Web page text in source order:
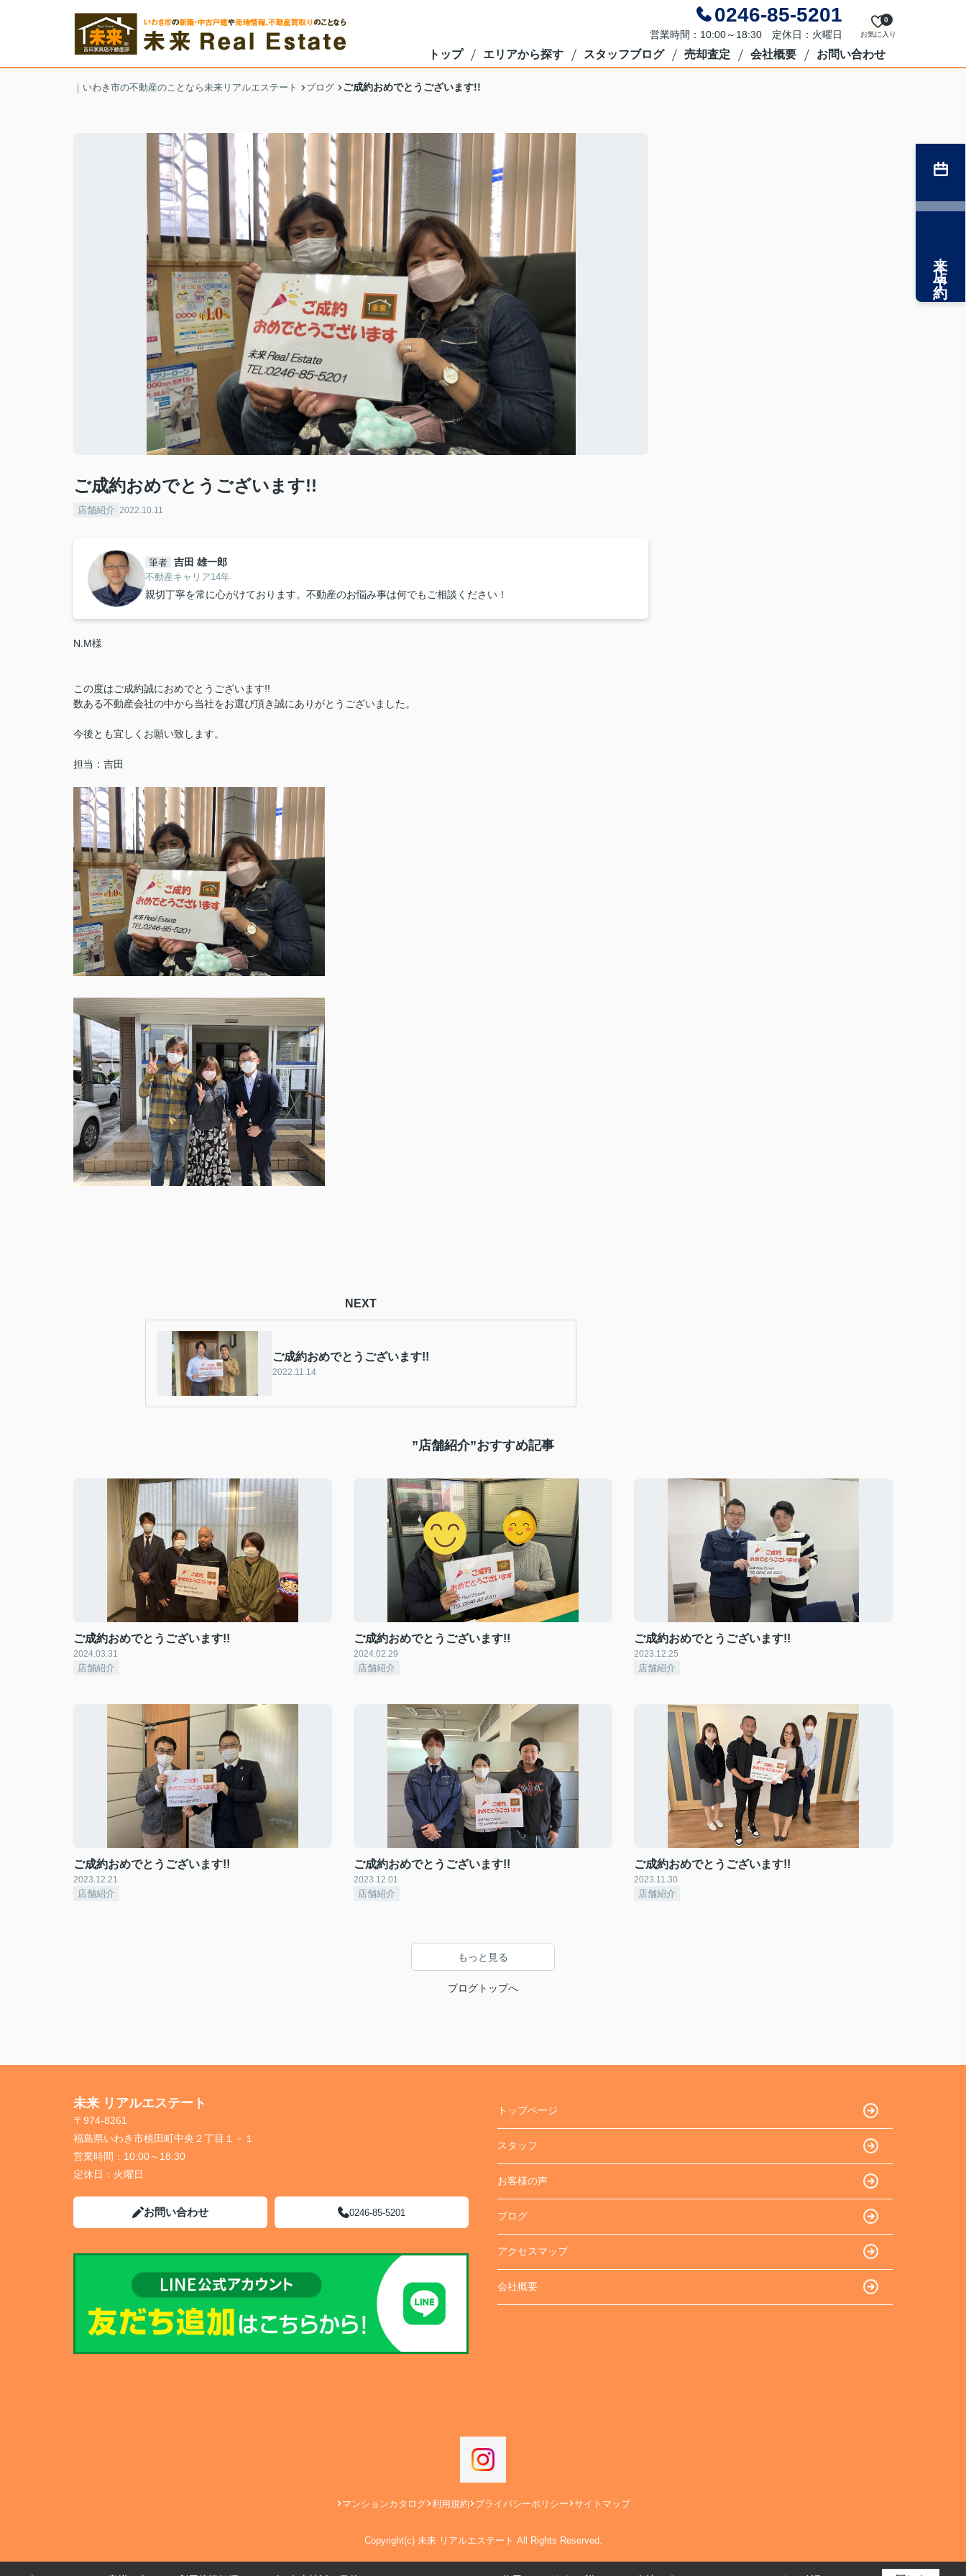
0246-85-5201
営業時間：10:00～18:30 定休日：火曜日 お気に入り
0
トップ エリアから探す スタッフブログ 売却査定 会社概要 お問い合わせ
｜いわき市の不動産のことなら未来リアルエステート ブログ ご成約おめでとうございます!!
ご成約おめでとうございます!!
店舗紹介 2022.10.11
筆者 吉田 雄一郎
不動産キャリア14年
親切丁寧を常に心がけております。不動産のお悩み事は何でもご相談ください！
N.M様
この度はご成約誠におめでとうございます!!
数ある不動産会社の中から当社をお選び頂き誠にありがとうございました。
今後とも宜しくお願い致します。
担当：吉田
NEXT
ご成約おめでとうございます!!
2022.11.14
”店舗紹介”おすすめ記事
ご成約おめでとうございます!!
2024.03.31
店舗紹介
ご成約おめでとうございます!!
2024.02.29
店舗紹介
ご成約おめでとうございます!!
2023.12.25
店舗紹介
ご成約おめでとうございます!!
2023.12.21
店舗紹介
ご成約おめでとうございます!!
2023.12.01
店舗紹介
ご成約おめでとうございます!!
2023.11.30
店舗紹介
もっと見る
ブログトップへ
来店予約
未来 リアルエステート
〒974-8261
福島県いわき市植田町中央２丁目１－１
営業時間： 10:00～18:30
定休日： 火曜日
お問い合わせ 0246-85-5201
トップページ
スタッフ
お客様の声
ブログ
アクセスマップ
会社概要
マンションカタログ 利用規約 プライバシーポリシー サイトマップ
Copyright(c) 未来 リアルエステート All Rights Reserved.